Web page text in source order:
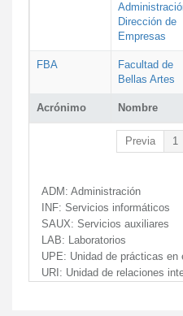
Acrónimo Nombre
Dirección de
Empresas
FBA
Facultad de
Bellas Artes
Previa 1
ADM: Administración
INF: Servicios informáticos
SAUX: Servicios auxiliares
LAB: Laboratorios
UPE: Unidad de prácticas en
URI: Unidad de relaciones